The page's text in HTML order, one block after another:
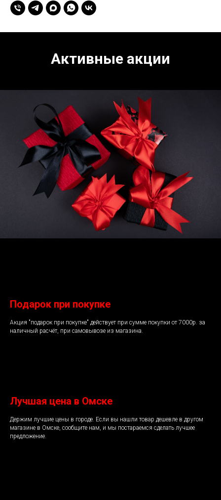
Активные акции
Подарок при покупке
Акция "подарок при покупке" действует при сумме покупки от 7000р. за
наличный расчёт, при самовывозе из магазина.
Лучшая цена в Омске
Держим лучшие цены в городе. Если вы нашли товар дешевле в другом
магазине в Омске, сообщите нам, и мы постараемся сделать лучшее
предложение.